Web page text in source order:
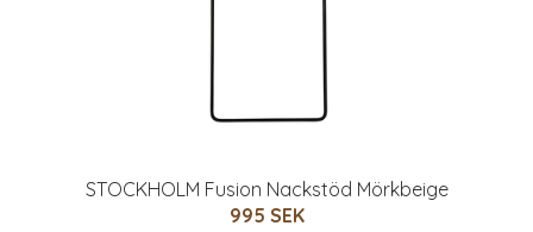
STOCKHOLM Fusion Nackstöd Mörkbeige
995 SEK